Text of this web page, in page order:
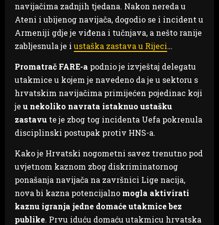
navijačima zadnjih tjedana. Nakon nereda u
Ateni i ubijenog navijača, dogodio se i incident u
Armeniji gdje je viđena i tučnjava, a nešto ranije
zabljesnula je i ustaška zastava u Rijeci…
Promatrač FARE-a podnio je izvještaj delegatu
utakmice u kojem je navedeno da je u sektoru s
hrvatskim navijačima primijećen pojedinac koji
je u nekoliko navrata istaknuo ustašku
zastavu te je zbog tog incidenta Uefa pokrenula
disciplinski postupak protiv HNS-a.
Kako je Hrvatski nogometni savez trenutno pod
uvjetnom kaznom zbog diskriminatornog
ponašanja navijača na završnici Lige nacija,
nova bi kazna potencijalno mogla aktivirati
kaznu igranja jedne domaće utakmice bez
publike. Prvu iduću domaću utakmicu hrvatska